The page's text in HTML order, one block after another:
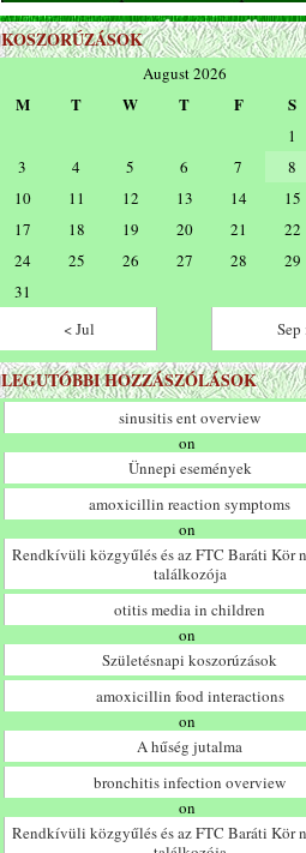
KOSZORÚZÁSOK
August 2026
M T W T F S
1
3
4 5 6 7 8
10
11 12 13 14 15
17
18 19 20 21 22
24
25 26 27 28 29
31
< Jul
Sep
LEGUTÓBBI HOZZÁSZÓLÁSOK
sinusitis ent overview
on
Ünnepi események
amoxicillin reaction symptoms
on
Rendkívüli közgyűlés és az FTC Baráti Kör
találkozója
otitis media in children
on
Születésnapi koszorúzások
amoxicillin food interactions
on
A hűség jutalma
bronchitis infection overview
on
Rendkívüli közgyűlés és az FTC Baráti Kör